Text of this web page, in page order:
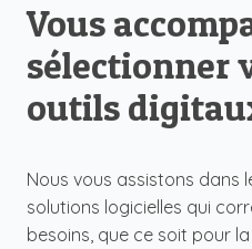
Vous
sélectionner
outils
Nous vous assistons dans
solutions logicielles qui
besoins, que ce soit pour